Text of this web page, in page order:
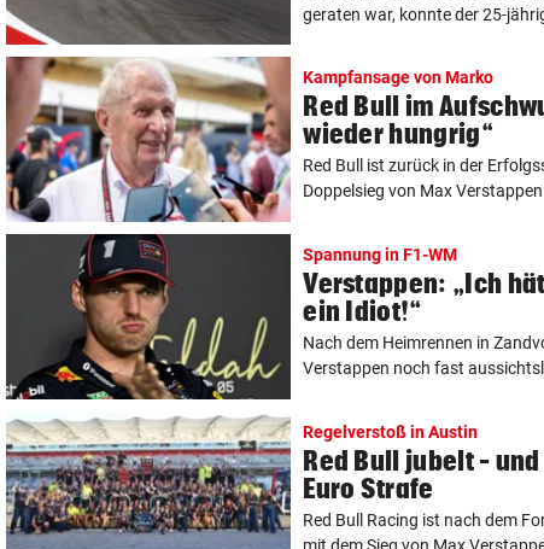
geraten war, konnte der 25-
Kampfansage von Marko
Red Bull im
wieder hungrig“
Red Bull ist zurück in der
Doppelsieg von Max
Spannung in F1-WM
Verstappen: „Ich
ein Idiot!“
Nach dem Heimrennen in
Verstappen noch fast
Regelverstoß in Austin
Red Bull jubelt –
Euro Strafe
Red Bull Racing ist nach dem